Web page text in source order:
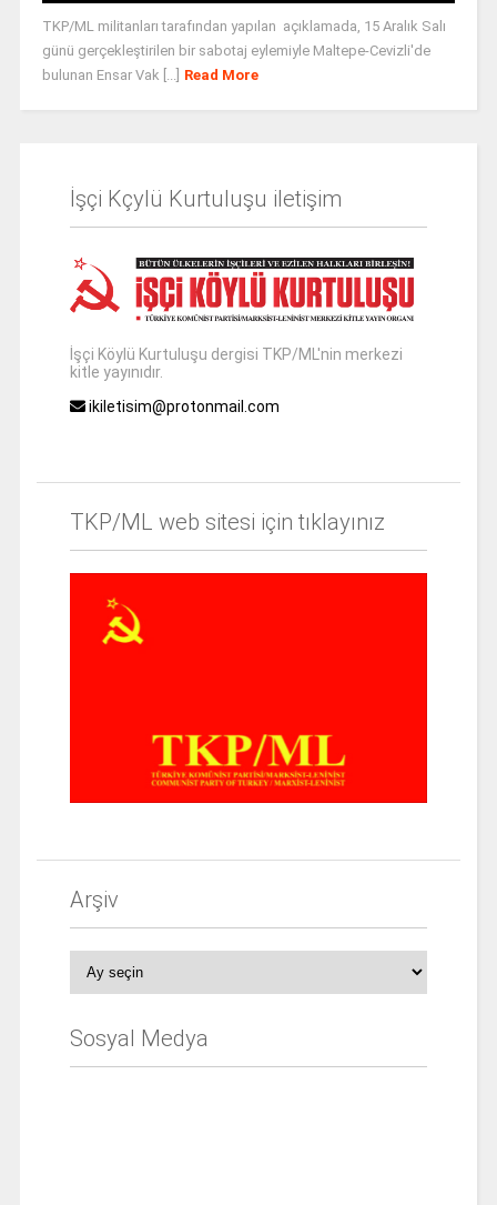
TKP/ML militanları tarafından yapılan açıklamada, 15 Aralık Salı
günü gerçekleştirilen bir sabotaj eylemiyle Maltepe-Cevizli'de
bulunan Ensar Vak [...]
Read More
İşçi Kçylü Kurtuluşu iletişim
İşçi Köylü Kurtuluşu dergisi TKP/ML'nin merkezi
kitle yayınıdır.
ikiletisim@protonmail.com
TKP/ML web sitesi için tıklayınız
Arşiv
Sosyal Medya